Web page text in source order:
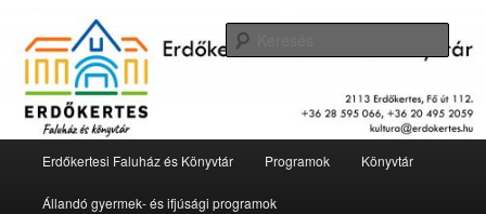
elsődleges
tartalomraErdőkertesi Faluház és Könyvtár
Erdőkertesi Faluház és Könyvtár Programok Könyvtár
Állandó gyermek- és ifjúsági programok